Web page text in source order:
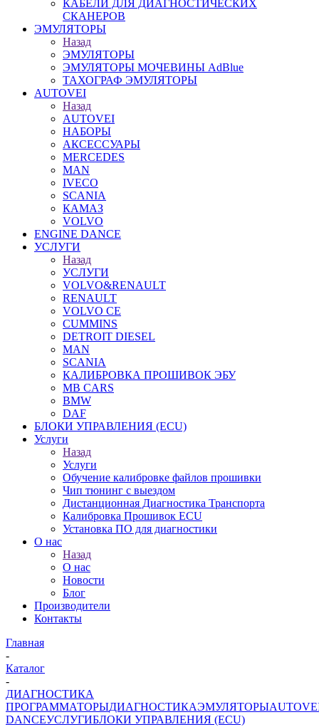
КАБЕЛИ ДЛЯ ДИАГНОСТИЧЕСКИХ
СКАНЕРОВ
ЭМУЛЯТОРЫ
Назад
ЭМУЛЯТОРЫ
ЭМУЛЯТОРЫ МОЧЕВИНЫ АdBlue
ТАХОГРАФ ЭМУЛЯТОРЫ
AUTOVEI
Назад
AUTOVEI
НАБОРЫ
АКСЕССУАРЫ
MERCEDES
MAN
IVECO
SCANIA
КАМАЗ
VOLVO
ENGINE DANCE
УСЛУГИ
Назад
УСЛУГИ
VOLVO&RENAULT
RENAULT
VOLVO CE
CUMMINS
DETROIT DIESEL
MAN
SCANIA
КАЛИБРОВКА ПРОШИВОК ЭБУ
MB CARS
BMW
DAF
БЛОКИ УПРАВЛЕНИЯ (ECU)
Услуги
Назад
Услуги
Обучение калибровке файлов прошивки
Чип тюнинг с выездом
Дистанционная Диагностика Транспорта
Калибровка Прошивок ECU
Установка ПО для диагностики
О нас
Назад
О нас
Новости
Блог
Производители
Контакты
Главная
-
Каталог
-
ДИАГНОСТИКА
ПРОГРАММАТОРЫДИАГНОСТИКАЭМУЛЯТОРЫ
DANCEУСЛУГИБЛОКИ УПРАВЛЕНИЯ (ECU)